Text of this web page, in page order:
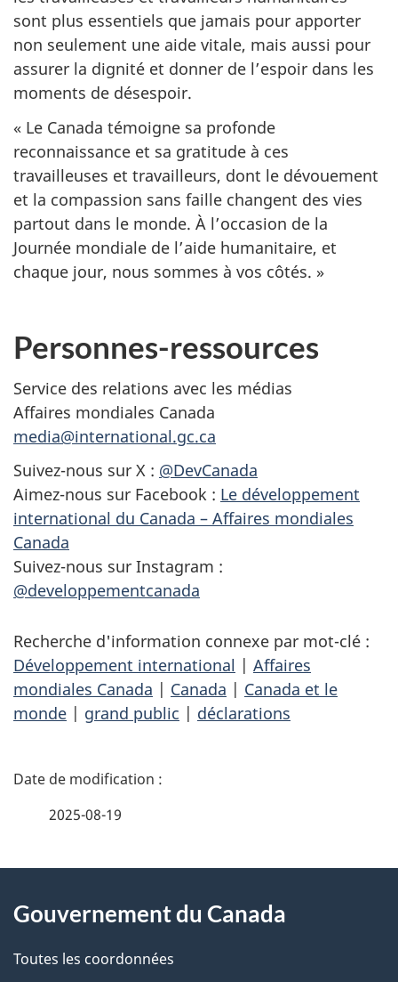
sont plus essentiels que jamais pour apporter
non seulement une aide vitale, mais aussi pour
assurer la dignité et donner de l’espoir dans les
moments de désespoir.
« Le Canada témoigne sa profonde
reconnaissance et sa gratitude à ces
travailleuses et travailleurs, dont le dévouement
et la compassion sans faille changent des vies
partout dans le monde. À l’occasion de la
Journée mondiale de l’aide humanitaire, et
chaque jour, nous sommes à vos côtés. »
Personnes-ressources
Service des relations avec les médias
Affaires mondiales Canada
media@international.gc.ca
Suivez-nous sur X : @DevCanada
Aimez-nous sur Facebook : Le développement
international du Canada – Affaires mondiales
Canada
Suivez-nous sur Instagram :
@developpementcanada
Recherche d'information connexe par mot-clé :
Développement international | Affaires
mondiales Canada | Canada | Canada et le
monde | grand public | déclarations
D
i
l
2025-08-19
propos
de
Gouvernement du Canada
Toutes les coordonnées